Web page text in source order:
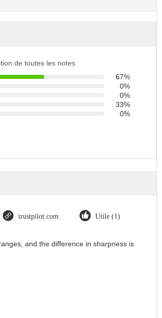
de toutes les notes
67%
0%
0%
33%
0%
trustpilot.com Utile (1)
and the difference in sharpness is